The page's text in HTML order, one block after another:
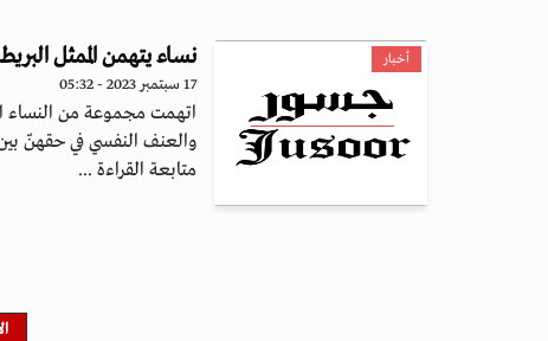
أخبار نساء يتهمن الممثل
17 سبتمبر 2023 - 05:32
اتهمت مجموعة من النساء
والعنف النفسي في حقهنّ بين
متابعة القراءة ...